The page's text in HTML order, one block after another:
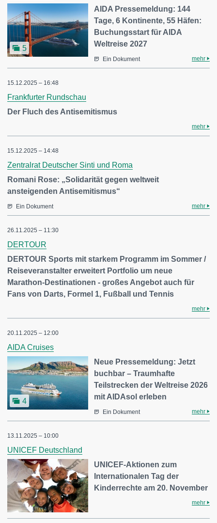
5
AIDA Pressemeldung: 144
Tage, 6 Kontinente, 55 Häfen:
Buchungsstart für AIDA
Weltreise 2027
Ein Dokument mehr
15.12.2025 – 16:48
Frankfurter Rundschau
Der Fluch des Antisemitismus
mehr
15.12.2025 – 14:48
Zentralrat Deutscher Sinti und Roma
Romani Rose: „Solidarität gegen weltweit
ansteigenden Antisemitismus“
Ein Dokument mehr
26.11.2025 – 11:30
DERTOUR
DERTOUR Sports mit starkem Programm im Sommer /
Reiseveranstalter erweitert Portfolio um neue
Marathon-Destinationen - großes Angebot auch für
Fans von Darts, Formel 1, Fußball und Tennis
mehr
20.11.2025 – 12:00
AIDA Cruises
4
Neue Pressemeldung: Jetzt
buchbar – Traumhafte
Teilstrecken der Weltreise 2026
mit AIDAsol erleben
Ein Dokument mehr
13.11.2025 – 10:00
UNICEF Deutschland
UNICEF-Aktionen zum
Internationalen Tag der
Kinderrechte am 20. November
mehr